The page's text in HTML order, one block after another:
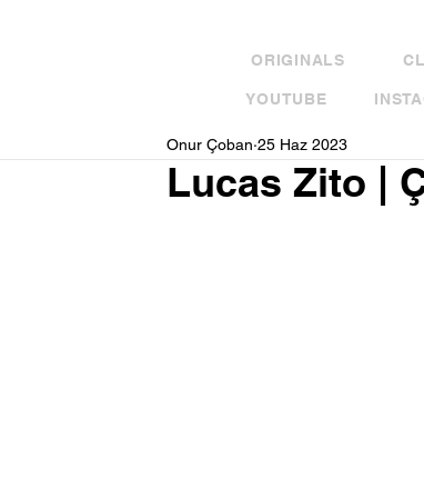
ORIGINALS
YOUTUBE
Lucas Zito |
Onur Çoban 25 Haz 2023